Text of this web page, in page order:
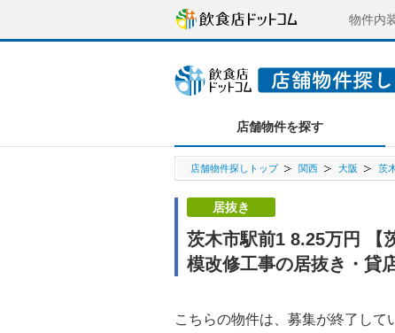
物件内
店舗物件を探す
店舗物件探しトップ 関西 大阪 茨
居抜き
茨木市駅前1 8.25万円 【
模改修工事の居抜き・貸
こちらの物件は、募集が終了して